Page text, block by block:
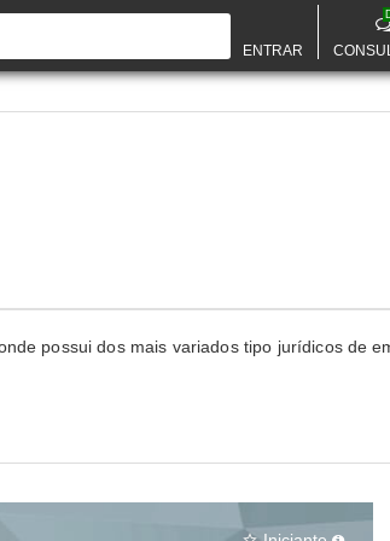
ENTRAR
possui dos mais variados tipo jurídicos de